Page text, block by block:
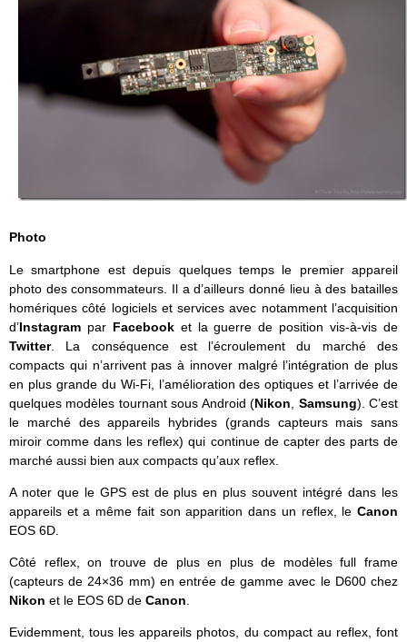
Photo
Le smartphone est depuis quelques temps le premier appareil
photo des consommateurs. Il a d’ailleurs donné lieu à des batailles
homériques côté logiciels et services avec notamment l’acquisition
d’Instagram par Facebook et la guerre de position vis-à-vis de
Twitter. La conséquence est l’écroulement du marché des
compacts qui n’arrivent pas à innover malgré l’intégration de plus
en plus grande du Wi-Fi, l’amélioration des optiques et l’arrivée de
quelques modèles tournant sous Android (Nikon Samsung). C’est
le marché des appareils hybrides (grands capteurs mais sans
miroir comme dans les reflex) qui continue de capter des parts de
marché aussi bien aux compacts qu’aux reflex.
A noter que le GPS est de plus en plus souvent intégré dans les
appareils et a même fait son apparition dans un reflex, le Canon
EOS 6D.
Côté reflex, on trouve de plus en plus de modèles full frame
(capteurs de 24×36 mm) en entrée de gamme avec le D600 chez
Nikon et le EOS 6D de Canon
Evidemment, tous les appareils photos, du compact au reflex, font